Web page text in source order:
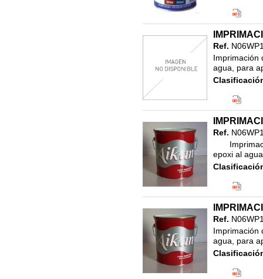
Ref.
Imprimación
agua, para
Ref.
epoxi al
Ref.
Imprimación
agua, para